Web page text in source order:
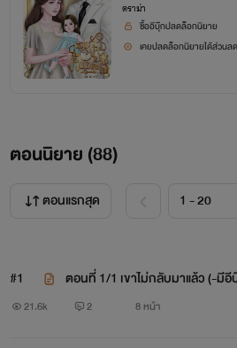
กลับมาอยู่ในอ้อมแขน วันวานที่เคยรั
เขาลบเธอออกไปจากสมอง ขีดเส้น
ลูกจ้างเท่านั้น จ่ายเงินจ้างเธอเข้าม
แค่ ‘ไอญารินทน์’ นายแพทย์หนุ่มเห
หัวใจอีก แต่แล้วหัวใจเขาต้องสั่นคลอ
แต่พา
‘ลูกสาว’
หน้าตาน่ารักเข้ามา
ดราม่า
ซื้ออีบุ๊กปลดล็อกนิยาย
เคยปลดล็อกนิยายได้ส่วนล
ตอนนิยาย (88)
ตอนแรกสุด
#1
ตอนที่ 1/1 เขาไม่กลับมาแล้ว (-มีอี
21.6k 2 8 หน้า